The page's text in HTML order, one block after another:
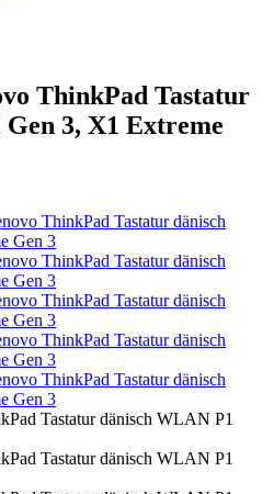
ThinkPad Tastatur
3, X1 Extreme